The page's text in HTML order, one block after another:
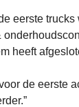
eerste
heeft
de eerste